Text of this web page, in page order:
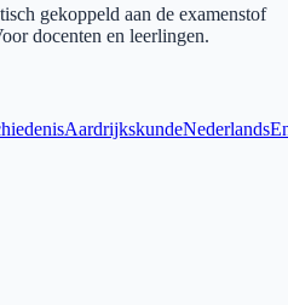
gekoppeld aan de examenstof
docenten en leerlingen.
AardrijkskundeNederlands